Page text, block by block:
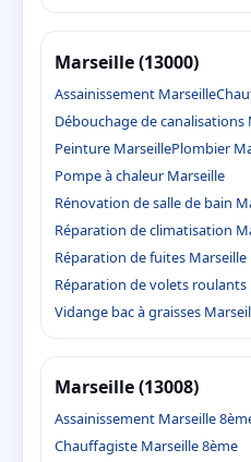
Marseille (13000)
Assainissement Marseille
Débouchage de canalisations
Peinture MarseillePlombier
Pompe à chaleur Marseille
Rénovation de salle de bain
Réparation de climatisation
Réparation de fuites Marseille
Réparation de volets roulants
Vidange bac à graisses
Marseille (13008)
Assainissement Marseille
Chauffagiste Marseille 8ème